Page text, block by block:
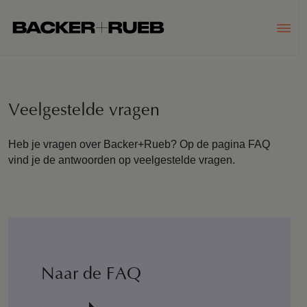
Veelgestelde vragen
Heb je vragen over Backer+Rueb? Op de pagina FAQ
vind je de antwoorden op veelgestelde vragen.
Naar de FAQ